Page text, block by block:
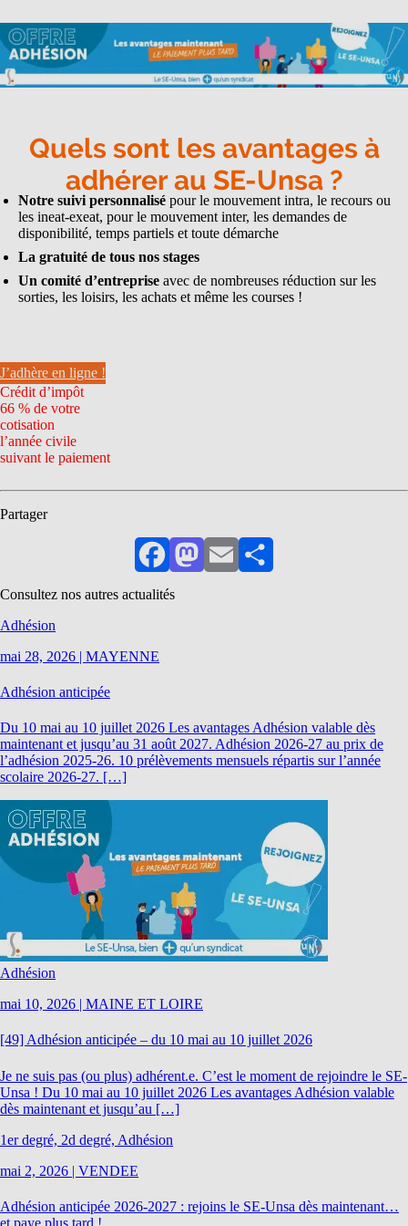
Quels sont les avantages à
adhérer au SE-Unsa ?
Notre suivi personnalisé pour le mouvement intra, le recours ou
les ineat-exeat, pour le mouvement inter, les demandes de
disponibilité, temps partiels et toute démarche
La gratuité de tous nos stages
Un comité d’entreprise avec de nombreuses réduction sur les
sorties, les loisirs, les achats et même les courses !
J’adhère en ligne !
Crédit d’impôt
66 % de votre
cotisation
l’année civile
suivant le paiement
Partager
FacebookMastodon
EmailPartager
Consultez nos autres actualités
Adhésion
mai 28, 2026 | MAYENNE
Adhésion anticipée
Du 10 mai au 10 juillet 2026 Les avantages Adhésion valable dès
maintenant et jusqu’au 31 août 2027. Adhésion 2026-27 au prix de
l’adhésion 2025-26. 10 prélèvements mensuels répartis sur l’année
scolaire 2026-27. […]
Adhésion
mai 10, 2026 | MAINE ET LOIRE
[49] Adhésion anticipée – du 10 mai au 10 juillet 2026
Je ne suis pas (ou plus) adhérent.e. C’est le moment de rejoindre le SE-
Unsa ! Du 10 mai au 10 juillet 2026 Les avantages Adhésion valable
dès maintenant et jusqu’au […]
1er degré, 2d degré, Adhésion
mai 2, 2026 | VENDEE
Adhésion anticipée 2026-2027 : rejoins le SE-Unsa dès maintenant…
et paye plus tard !